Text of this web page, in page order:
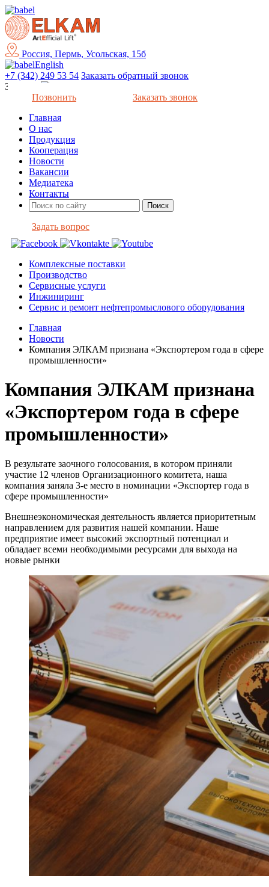
Россия, Пермь, Усольская, 15б
English
+7 (342) 249 53 54 Заказать обратный звонок
Закрыть
Позвонить
Заказать звонок
Главная
О нас
Продукция
Кооперация
Новости
Вакансии
Медиатека
Контакты
Задать вопрос
Комплексные поставки
Производство
Сервисные услуги
Инжиниринг
Сервис и ремонт нефтепромыслового оборудования
Главная
Новости
Компания ЭЛКАМ признана «Экспортером года в сфере
промышленности»
Компания ЭЛКАМ признана
«Экспортером года в сфере
промышленности»
В результате заочного голосования, в котором приняли
участие 12 членов Организационного комитета, наша
компания заняла 3-е место в номинации «Экспортер года в
сфере промышленности»
Внешнеэкономическая деятельность является приоритетным
направлением для развития нашей компании. Наше
предприятие имеет высокий экспортный потенциал и
обладает всеми необходимыми ресурсами для выхода на
новые рынки